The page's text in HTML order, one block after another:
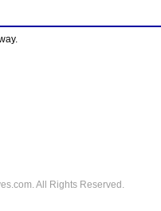
All Rights Reserved.